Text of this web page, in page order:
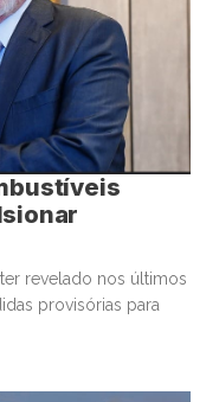
revelado nos últimos
provisórias para